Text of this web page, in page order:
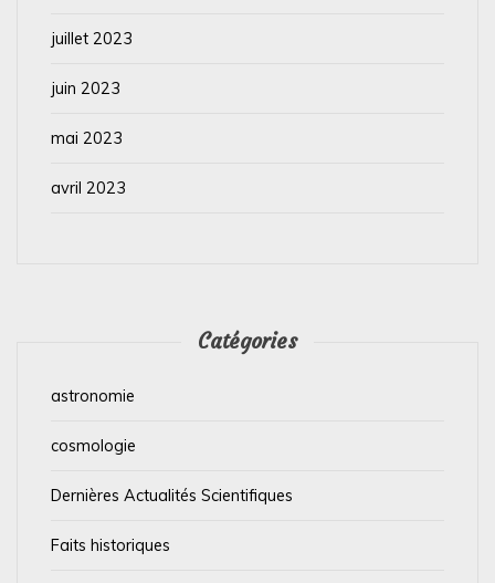
juillet 2023
juin 2023
mai 2023
avril 2023
Catégories
astronomie
cosmologie
Dernières Actualités Scientifiques
Faits historiques